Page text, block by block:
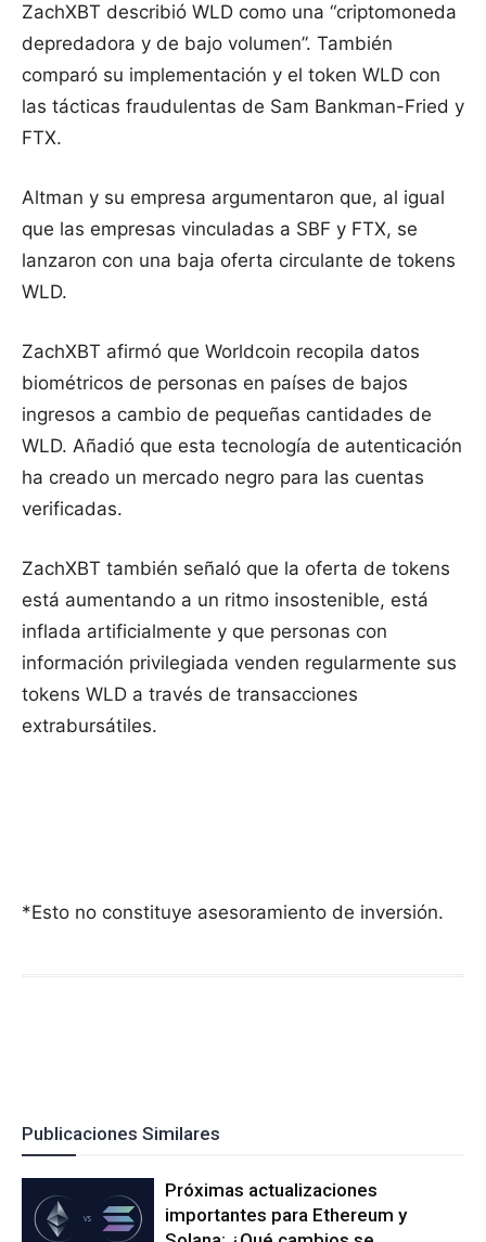
ZachXBT describió WLD como una “criptomoneda
depredadora y de bajo volumen”. También
comparó su implementación y el token WLD con
las tácticas fraudulentas de Sam Bankman-Fried y
FTX.
Altman y su empresa argumentaron que, al igual
que las empresas vinculadas a SBF y FTX, se
lanzaron con una baja oferta circulante de tokens
WLD.
ZachXBT afirmó que Worldcoin recopila datos
biométricos de personas en países de bajos
ingresos a cambio de pequeñas cantidades de
WLD. Añadió que esta tecnología de autenticación
ha creado un mercado negro para las cuentas
verificadas.
ZachXBT también señaló que la oferta de tokens
está aumentando a un ritmo insostenible, está
inflada artificialmente y que personas con
información privilegiada venden regularmente sus
tokens WLD a través de transacciones
extrabursátiles.
*Esto no constituye asesoramiento de inversión.
Publicaciones Similares
Próximas actualizaciones
importantes para Ethereum y